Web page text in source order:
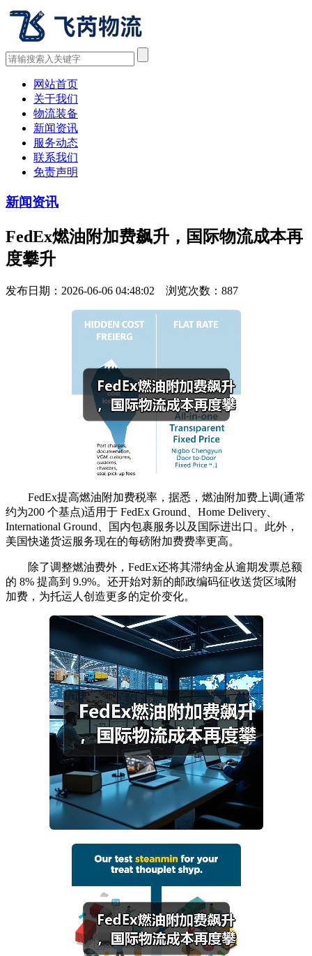
网站首页
关于我们
物流装备
新闻资讯
服务动态
联系我们
免责声明
新闻资讯
FedEx燃油附加费飙升，国际物流成本再
度攀升
发布日期：2026-06-06 04:48:02 浏览次数： 887
FedEx提高燃油附加费税率，据悉，燃油附加费上调(通常
约为200 个基点)适用于 FedEx Ground、Home Delivery、
International Ground、国内包裹服务以及国际进出口。此外，
美国快递货运服务现在的每磅附加费费率更高。
除了调整燃油费外，FedEx还将其滞纳金从逾期发票总额
的 8% 提高到 9.9%。还开始对新的邮政编码征收送货区域附
加费，为托运人创造更多的定价变化。